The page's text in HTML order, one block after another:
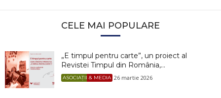
CELE MAI POPULARE
„E timpul pentru carte”, un proiect al
Revistei Timpul din România,...
ASOCIAȚII & MEDIA 26 martie 2026